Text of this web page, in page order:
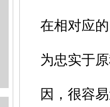
在相对应
为忠实于
因，很容